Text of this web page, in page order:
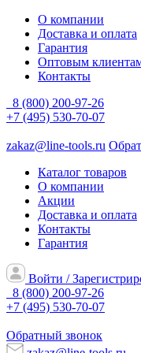
О компании
Доставка и оплата
Гарантия
Оптовым
Контакты
8 (800) 200-97-26
+7 (495) 530-70-07
zakaz@line-tools.ru
Каталог товаров
О компании
Акции
Доставка и оплата
Контакты
Гарантия
Войти /
8 (800) 200-97-26
+7 (495) 530-70-07
Обратный звонок